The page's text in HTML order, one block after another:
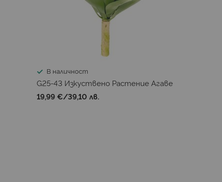
В наличност
G25-43 Изкуствено Растениe Агаве
19,99 €/39,10 лв.